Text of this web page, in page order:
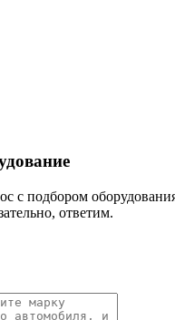
с подбором
ответим.